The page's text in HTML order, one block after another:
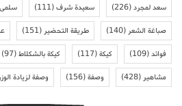
سعد لمجرد(226) سعيدة شرف(111)
صباغة الشعر (140) طريقة التحضير (151)
فوائد(109) كيكة(117) كيكة بالشكلاط(97)
مشاهير (428) وصفة(156) وصفة لزيادة